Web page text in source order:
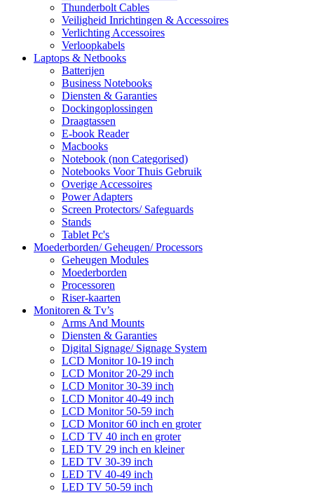
Thunderbolt Cables
Veiligheid Inrichtingen & Accessoires
Verlichting Accessoires
Verloopkabels
Laptops & Netbooks
Batterijen
Business Notebooks
Diensten & Garanties
Dockingoplossingen
Draagtassen
E-book Reader
Macbooks
Notebook (non Categorised)
Notebooks Voor Thuis Gebruik
Overige Accessoires
Power Adapters
Screen Protectors/ Safeguards
Stands
Tablet Pc's
Moederborden/ Geheugen/ Processors
Geheugen Modules
Moederborden
Processoren
Riser-kaarten
Monitoren & Tv’s
Arms And Mounts
Diensten & Garanties
Digital Signage/ Signage System
LCD Monitor 10-19 inch
LCD Monitor 20-29 inch
LCD Monitor 30-39 inch
LCD Monitor 40-49 inch
LCD Monitor 50-59 inch
LCD Monitor 60 inch en groter
LCD TV 40 inch en groter
LED TV 29 inch en kleiner
LED TV 30-39 inch
LED TV 40-49 inch
LED TV 50-59 inch